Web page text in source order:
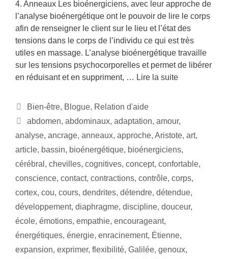
4. Anneaux Les bioénergiciens, avec leur approche de
l’analyse bioénergétique ont le pouvoir de lire le corps
afin de renseigner le client sur le lieu et l’état des
tensions dans le corps de l’individu ce qui est très
utiles en massage. L’analyse bioénergétique travaille
sur les tensions psychocorporelles et permet de libérer
en réduisant et en suppriment, … Lire la suite
Bien-être, Blogue, Relation d'aide
abdomen, abdominaux, adaptation, amour,
analyse, ancrage, anneaux, approche, Aristote, art,
article, bassin, bioénergétique, bioénergiciens,
cérébral , chevilles, cognitives, concept, confortable,
conscience, contact, contractions, contrôle, corps,
cortex, cou, cours, dendrites, détendre, détendue,
développement, diaphragme, discipline, douceur,
école, émotions, empathie, encourageant,
énergétiques, énergie, enracinement, Étienne,
expansion, exprimer, flexibilité, Galilée, genoux,